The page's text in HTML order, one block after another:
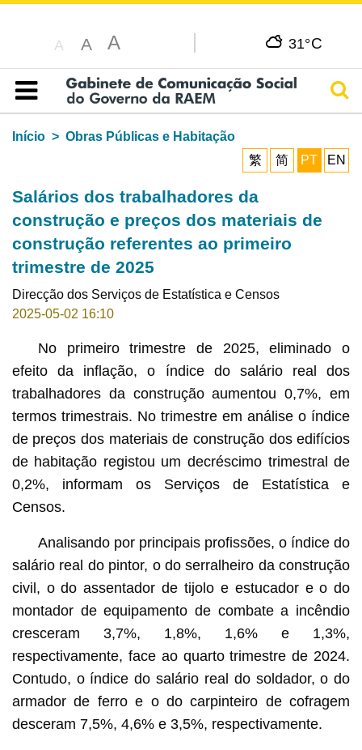
A A A 31°C
Índice
Início
Obras Públicas e Habitação
繁
简 PT EN
Salários dos trabalhadores da
construção e preços dos materiais de
construção referentes ao primeiro
trimestre de 2025
Direcção dos Serviços de Estatística e Censos
2025-05-02 16:10
No primeiro trimestre de 2025, eliminado o
efeito da inflação, o índice do salário real dos
trabalhadores da construção aumentou 0,7%, em
termos trimestrais. No trimestre em análise o índice
de preços dos materiais de construção dos edifícios
de habitação registou um decréscimo trimestral de
0,2%, informam os Serviços de Estatística e
Censos.
Analisando por principais profissões, o índice do
salário real do pintor, o do serralheiro da construção
civil, o do assentador de tijolo e estucador e o do
montador de equipamento de combate a incêndio
cresceram 3,7%, 1,8%, 1,6% e 1,3%,
respectivamente, face ao quarto trimestre de 2024.
Contudo, o índice do salário real do soldador, o do
armador de ferro e o do carpinteiro de cofragem
desceram 7,5%, 4,6% e 3,5%, respectivamente.